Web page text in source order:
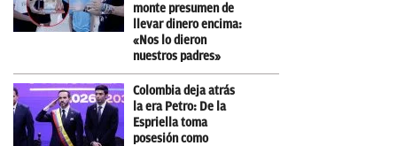
monte presumen de
llevar dinero encima:
«Nos lo dieron
nuestros padres»
Colombia deja atrás
la era Petro: De la
Espriella toma
posesión como